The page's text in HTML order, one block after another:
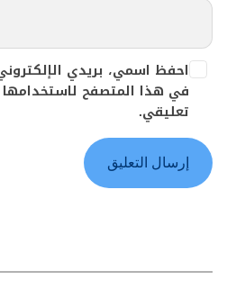
احفظ اسمي، بريدي
في هذا المتصفح لاستخدامها
تعليقي.